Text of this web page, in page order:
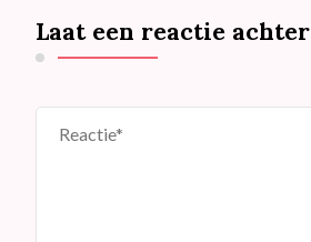
Laat een reactie achter